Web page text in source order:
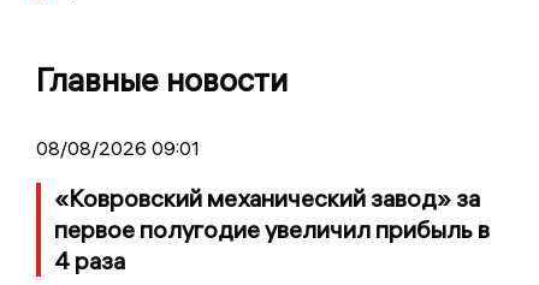
Главные новости
08/08/2026 09:01
«Ковровский механический завод» за
первое полугодие увеличил прибыль в
4 раза